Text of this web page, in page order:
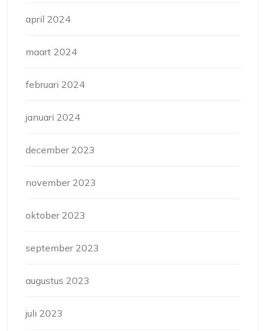
april 2024
maart 2024
februari 2024
januari 2024
december 2023
november 2023
oktober 2023
september 2023
augustus 2023
juli 2023